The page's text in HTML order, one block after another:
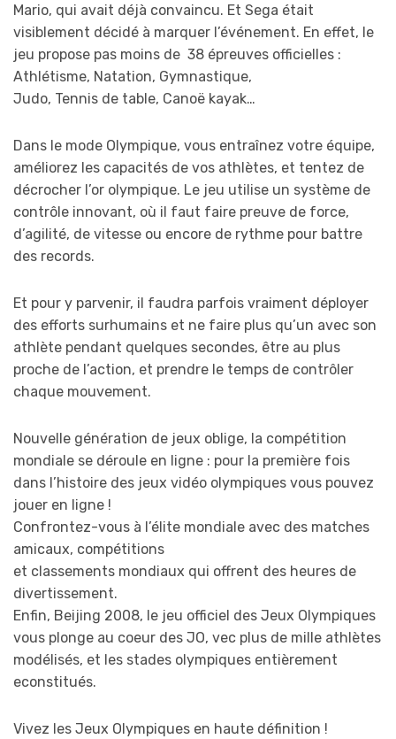
Mario, qui avait déjà convaincu. Et Sega était
visiblement décidé à marquer l’événement. En effet, le
jeu propose pas moins de 38 épreuves officielles :
Athlétisme, Natation, Gymnastique,
Judo, Tennis de table, Canoë kayak…
Dans le mode Olympique, vous entraînez votre équipe,
améliorez les capacités de vos athlètes, et tentez de
décrocher l’or olympique. Le jeu utilise un système de
contrôle innovant, où il faut faire preuve de force,
d’agilité, de vitesse ou encore de rythme pour battre
des records.
Et pour y parvenir, il faudra parfois vraiment déployer
des efforts surhumains et ne faire plus qu’un avec son
athlète pendant quelques secondes, être au plus
proche de l’action, et prendre le temps de contrôler
chaque mouvement.
Nouvelle génération de jeux oblige, la compétition
mondiale se déroule en ligne : pour la première fois
dans l’histoire des jeux vidéo olympiques vous pouvez
jouer en ligne !
Confrontez-vous à l’élite mondiale avec des matches
amicaux, compétitions
et classements mondiaux qui offrent des heures de
divertissement.
Enfin, Beijing 2008, le jeu officiel des Jeux Olympiques
vous plonge au coeur des JO, vec plus de mille athlètes
modélisés, et les stades olympiques entièrement
econstitués.
Vivez les Jeux Olympiques en haute définition !